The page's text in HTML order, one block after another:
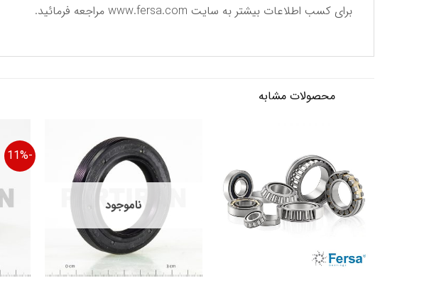
برای كسب اطلاعات بیشتر به سایت www.fersa.com مراجعه فرمائید.
محصولات مشابه
+
ناموجود
-11%